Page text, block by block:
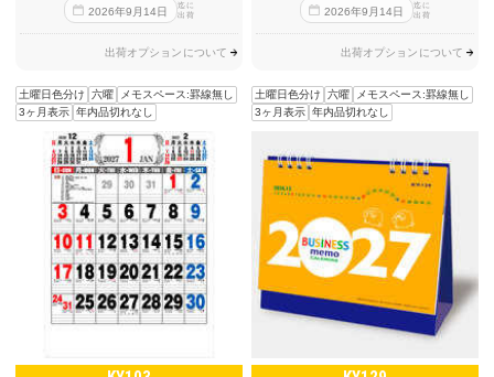
2026年9 月 14日
迄に
出荷
出荷オプションについて
土曜日色分け 六曜
メモスペース:罫線無し
3ヶ月表示 年内品切れなし
2026年9 月 14日
迄に
出荷
出荷オプションについて
土曜日色分け 六曜
メモスペース:罫線無し
3ヶ月表示 年内品切れなし